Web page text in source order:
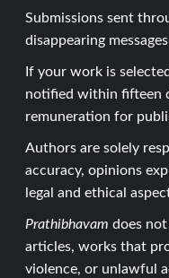
Submissions sent
disappearing
If your work is
notified within fifteen
remuneration for
Authors are solely
accuracy, opinions
legal and ethical
Prathibhavam does
articles, works that
violence, or unlawful